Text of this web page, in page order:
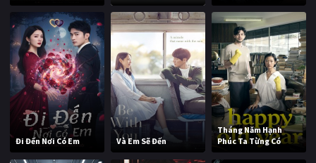
Đi Đến Nơi Có Em Và Em Sẽ Đến
Tháng Năm Hạnh
Phúc Ta Từng Có